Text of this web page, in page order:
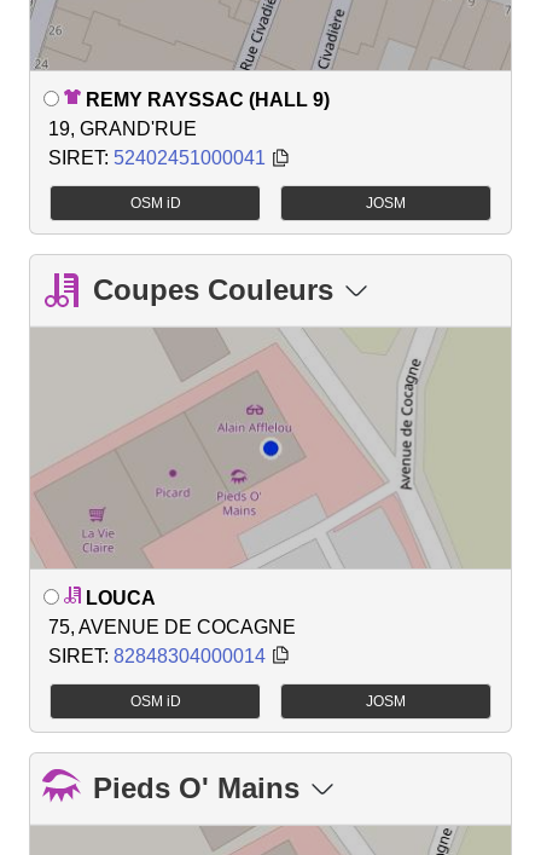
REMY RAYSSAC (HALL 9)
19, GRAND'RUE
SIRET: 52402451000041
OSM iD JOSM
Coupes Couleurs
LOUCA
75, AVENUE DE COCAGNE
SIRET: 82848304000014
OSM iD JOSM
Pieds O' Mains